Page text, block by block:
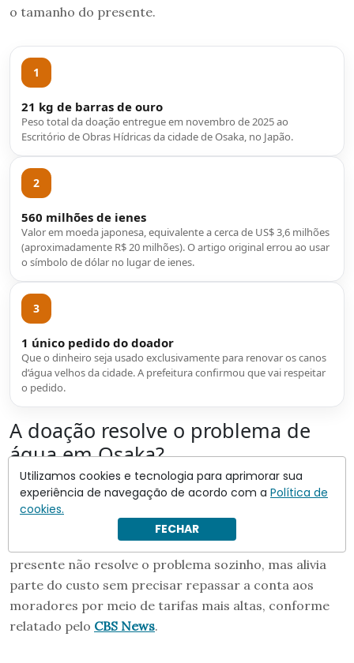
o tamanho do presente.
1
21 kg de barras de ouro
Peso total da doação entregue em novembro de 2025 ao
Escritório de Obras Hídricas da cidade de Osaka, no Japão.
2
560 milhões de ienes
Valor em moeda japonesa, equivalente a cerca de US$ 3,6 milhões
(aproximadamente R$ 20 milhões). O artigo original errou ao usar
o símbolo de dólar no lugar de ienes.
3
1 único pedido do doador
Que o dinheiro seja usado exclusivamente para renovar os canos
d’água velhos da cidade. A prefeitura confirmou que vai respeitar
o pedido.
A doação resolve o problema de
água em Osaka?
Não completamente. O dinheiro da doação cobre o
equivalente a pouco mais de
de canos
novos, mas a cidade precisa renovar260 quilômetros
no total. O prefeitoYokoyamadeixou claro que o
presente não resolve o problema sozinho, mas alivia
parte do custo sem precisar repassar a conta aos
moradores por meio de tarifas mais altas, conforme
relatado pelo CBS News.
Utilizamos cookies e tecnologia para aprimorar sua
experiência de navegação de acordo com a Política de
cookies.
FECHAR